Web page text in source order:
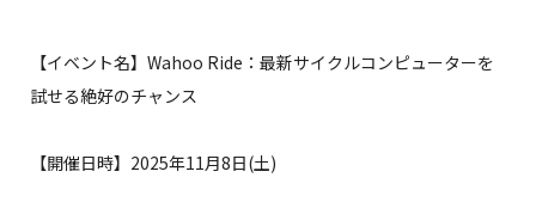
【イベント名】Wahoo Ride：最新サイクルコンピューターを
試せる絶好のチャンス
【開催日時】2025年11月8日(土)